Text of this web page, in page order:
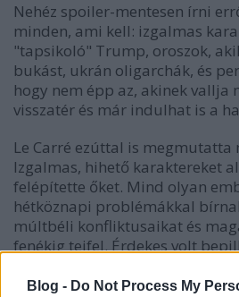
Blog - Do Not Process My
Nehéz spoiler-mentesen írni
minden, ami kell: izgalmas
"tapsikoló" Trump, oroszok,
bukást, ukrán oligarchák, és
hogy nem épp az, akinek vallja
visszatér és már indulhat is a
Le Carré ezúttal is megmutatta
Izgalmas, hihető karaktereket
felépítette őket. Mind olyan
hétköznapi problémákkal
múltbéli konfliktusaikat és
fenékig tejfel. Érdekes volt
munkájába. Egy élet, ahol
más szerepeket kell venni. Ez